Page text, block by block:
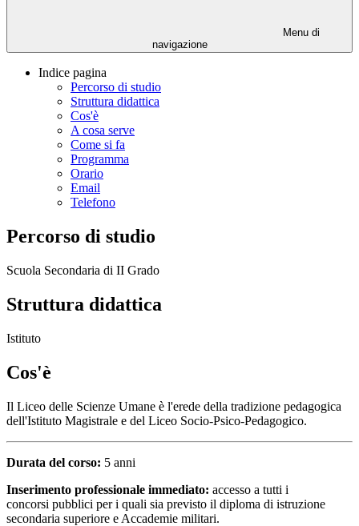
Menu di
navigazione
Indice pagina
Percorso di studio
Struttura didattica
Cos'è
A cosa serve
Come si fa
Programma
Orario
Email
Telefono
Percorso di studio
Scuola Secondaria di II Grado
Struttura didattica
Istituto
Cos'è
Il Liceo delle Scienze Umane è l'erede della tradizione pedagogica
dell'Istituto Magistrale e del Liceo Socio-Psico-Pedagogico.
Durata del corso: 5 anni
Inserimento professionale immediato: accesso a tutti i
concorsi pubblici per i quali sia previsto il diploma di istruzione
secondaria superiore e Accademie militari.